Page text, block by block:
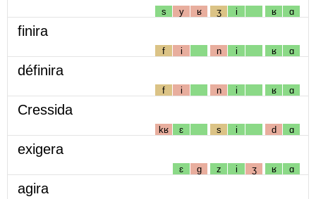
s y ʁ ʒ i ʁ ɑ
finira
f i n i ʁ ɑ
définira
f i n i ʁ ɑ
Cressida
kʁ ɛ s i d ɑ
exigera
ɛ g z i ʒ ʁ ɑ
agira